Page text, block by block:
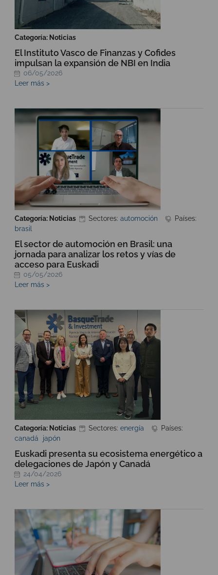
Categoría: Noticias
El Instituto Vasco de Finanzas y Cofides
impulsan la expansión de NBI en India
06/05/2026
Leer más >
Categoría: Noticias Sectores: automoción
Países:
brasil
El sector de automoción en Brasil: una
jornada para analizar los retos y vías de
acceso para Euskadi
05/05/2026
Leer más >
Categoría: Noticias Sectores: energía
Países:
canadá
japón
Euskadi presenta su ecosistema energético a
delegaciones de Japón y Canadá
24/04/2026
Leer más >